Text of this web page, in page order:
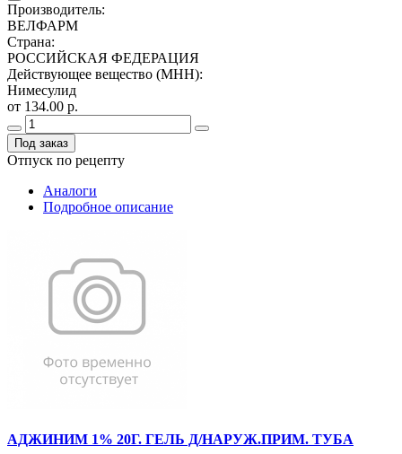
Производитель:
ВЕЛФАРМ
Страна:
РОССИЙСКАЯ ФЕДЕРАЦИЯ
Действующее вещество (МНН):
Нимесулид
от 134.00 р.
Под заказ
Отпуск по рецепту
Аналоги
Подробное описание
АДЖИНИМ 1% 20Г. ГЕЛЬ Д/НАРУЖ.ПРИМ. ТУБА